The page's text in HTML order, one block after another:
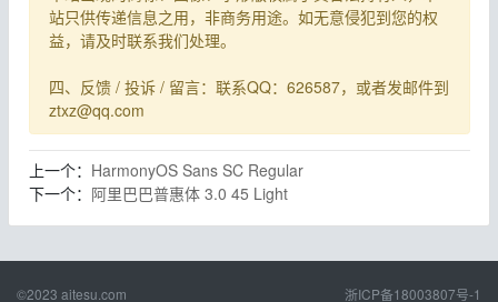
站只供传递信息之用，非商务用途。如无意侵犯到您的权
益，请及时联系我们处理。
四、反馈 / 投诉 / 留言：联系QQ：626587，或者发邮件到
ztxz@qq.com
上一个： HarmonyOS Sans SC Regular
下一个： 阿里巴巴普惠体 3.0 45 Light
©2023 aitesu.com 浙ICP备18003807号-1